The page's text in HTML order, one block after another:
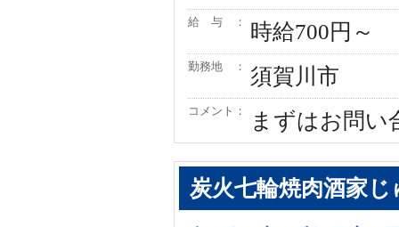
給 与 ： 時給700円～
勤務地 ： 須賀川市
コメント： まずはお問い
炭火七輪焼肉酒家